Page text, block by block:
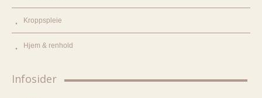
Kroppspleie
Hjem & renhold
Infosider